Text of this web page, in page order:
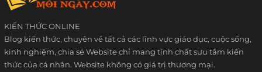
KIẾN THỨC ONLINE
Blog kiến thức, chuyên về tất cả các lĩnh vực giáo dục, cuộc sống,
kinh nghiệm, chia sẻ Website chỉ mang tính chất sưu tầm kiến
thức của cá nhân. Website không có giá trị thương mại.